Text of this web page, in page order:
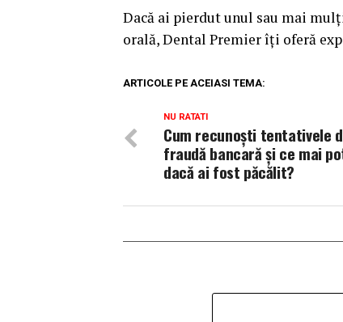
Dacă ai pierdut unul sau mai
orală, Dental Premier îți oferă
ARTICOLE PE ACEIASI TEMA:
NU RATATI
Cum recunoști tentativele
fraudă bancară și ce mai
dacă ai fost păcălit?